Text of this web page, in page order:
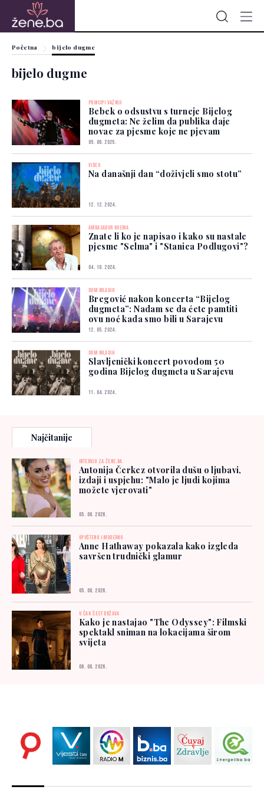
Početna bijelo dugme
bijelo dugme
PRINCIPI VAŽNIJI
Bebek o odsustvu s turneje Bijelog
dugmeta: Ne želim da publika daje
novac za pjesme koje ne pjevam
09. 06. 2025.
VIDEO
Na današnji dan “doživjeli smo stotu”
12. 12. 2024.
AMBASADOR BOEMA
Znate li ko je napisao i kako su nastale
pjesme "Selma" i "Stanica Podlugovi"?
04. 10. 2024.
DOM MLADIH
Bregović nakon koncerta “Bijelog
dugmeta”: Nadam se da ćete pamtiti
ovu noć kada smo bili u Sarajevu
12. 05. 2024.
DOM MLADIH
Slavljenički koncert povodom 50
godina Bijelog dugmeta u Sarajevu
11. 04. 2024.
Najčitanije
INTERVJU ZA ŽENE.BA
Antonija Čerkez otvorila dušu o ljubavi,
izdaji i uspjehu: "Malo je ljudi kojima
možete vjerovati"
05. 08. 2026.
OPUŠTENO I MODERNO
Anne Hathaway pokazala kako izgleda
savršen trudnički glamur
05. 08. 2026.
U ČAK ŠEST DRŽAVA
Kako je nastajao "The Odyssey": Filmski
spektakl sniman na lokacijama širom
svijeta
06. 08. 2026.